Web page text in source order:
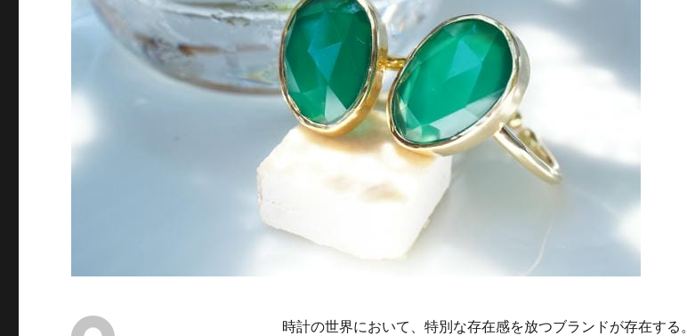
時計の世界において、特別な存在感を放つブランドが存在する。